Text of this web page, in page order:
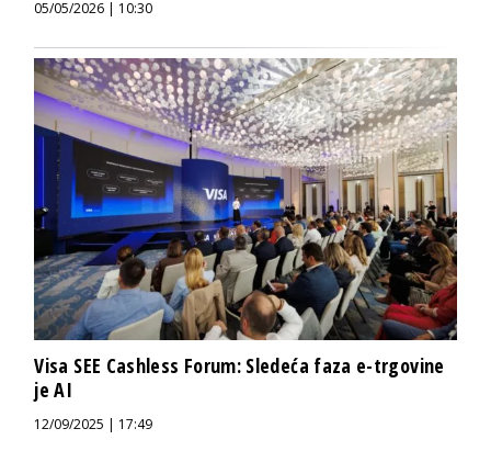
05/05/2026 | 10:30
Visa SEE Cashless Forum: Sledeća faza e-trgovine
je AI
12/09/2025 | 17:49